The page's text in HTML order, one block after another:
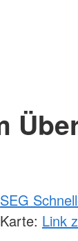
SEG
Karte: Link